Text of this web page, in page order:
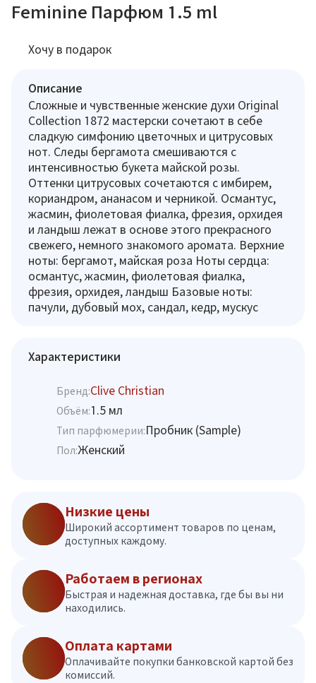
Feminine Парфюм 1.5 ml
Хочу в подарок
Описание
Сложные и чувственные женские духи Original
Collection 1872 мастерски сочетают в себе
сладкую симфонию цветочных и цитрусовых
нот. Следы бергамота смешиваются с
интенсивностью букета майской розы.
Оттенки цитрусовых сочетаются с имбирем,
кориандром, ананасом и черникой. Османтус,
жасмин, фиолетовая фиалка, фрезия, орхидея
и ландыш лежат в основе этого прекрасного
свежего, немного знакомого аромата. Верхние
ноты: бергамот, майская роза Ноты сердца:
османтус, жасмин, фиолетовая фиалка,
фрезия, орхидея, ландыш Базовые ноты:
пачули, дубовый мох, сандал, кедр, мускус
Характеристики
Бренд:Clive Christian
Объём:1.5 мл
Тип парфюмерии:Пробник (Sample)
Пол:Женский
Низкие цены
Широкий ассортимент товаров по ценам,
доступных каждому.
Работаем в регионах
Быстрая и надежная доставка, где бы вы ни
находились.
Оплата картами
Оплачивайте покупки банковской картой без
комиссий.